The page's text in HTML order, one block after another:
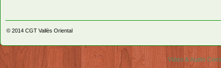
© 2014 CGT Vallès Oriental
Video & Audio